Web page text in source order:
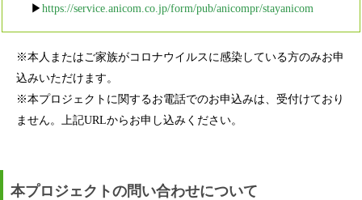
▶ https://service.anicom.co.jp/form/pub/anicompr/stayanicom
※本⼈またはご家族がコロナウイルスに感染している⽅のみお申
込みいただけます。
※本プロジェクトに関するお電話でのお申込みは、受付けており
ません。上記URLからお申し込みください。
本プロジェクトの問い合わせについて